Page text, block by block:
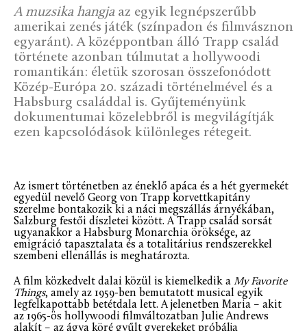
A muzsika hangja az egyik legnépszerűbb
amerikai zenés játék (színpadon és filmvásznon
egyaránt). A középpontban álló Trapp család
története azonban túlmutat a hollywoodi
romantikán: életük szorosan összefonódott
Közép-Európa 20. századi történelmével és a
Habsburg családdal is. Gyűjteményünk
dokumentumai közelebbről is megvilágítják
ezen kapcsolódások különleges rétegeit.
Az ismert történetben az éneklő apáca és a hét gyermekét
egyedül nevelő Georg von Trapp korvettkapitány
szerelme bontakozik ki a náci megszállás árnyékában,
Salzburg festői díszletei között. A Trapp család sorsát
ugyanakkor a Habsburg Monarchia öröksége, az
emigráció tapasztalata és a totalitárius rendszerekkel
szembeni ellenállás is meghatározta.
A film közkedvelt dalai közül is kiemelkedik a My Favorite
Things, amely az 1959-ben bemutatott musical egyik
legfelkapottabb betétdala lett. A jelenetben Maria – akit
az 1965-ös hollywoodi filmváltozatban Julie Andrews
alakít – az ágya köré gyűlt gyerekeket próbálja